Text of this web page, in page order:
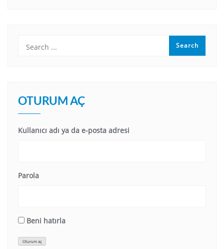
OTURUM AÇ
Kullanıcı adı ya da e-posta adresi
Parola
Beni hatırla
Oturum aç